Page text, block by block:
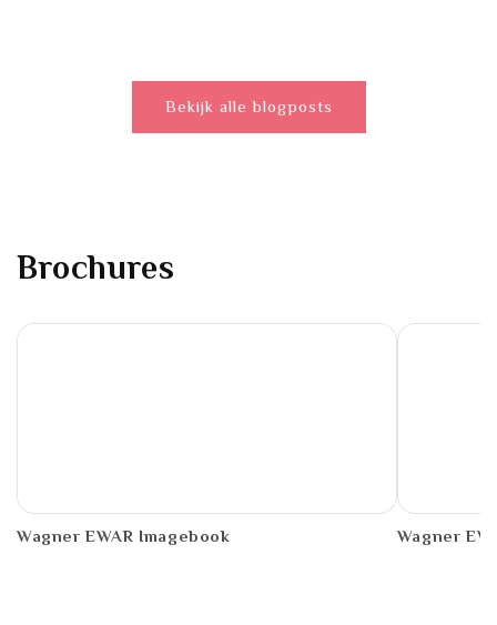
Bekijk alle blogposts
Brochures
PDF
Wagner EWAR Imagebook PDF
Wagner